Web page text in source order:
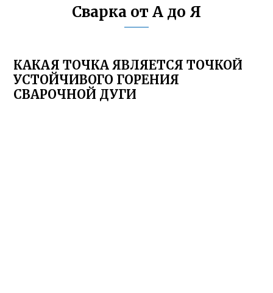
Сварка от А до Я
КАКАЯ ТОЧКА ЯВЛЯЕТСЯ ТОЧКОЙ
УСТОЙЧИВОГО ГОРЕНИЯ
СВАРОЧНОЙ ДУГИ